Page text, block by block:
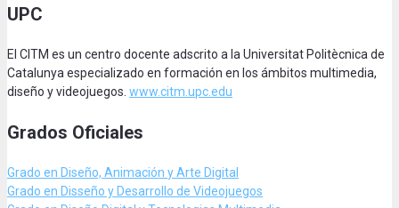
UPC
El CITM es un centro docente adscrito a la Universitat Politècnica de
Catalunya especializado en formación en los ámbitos multimedia,
diseño y videojuegos. www.citm.upc.edu
Grados Oficiales
Grado en Diseño, Animación y Arte Digital
Grado en Disseño y Desarrollo de Videojuegos